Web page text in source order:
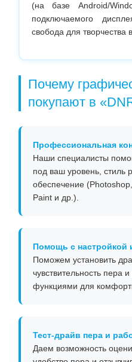
(на базе Android/
подключаемого
свобода для творчества
Почему
покупают в
Профессиональная
Наши специалисты
под ваш уровень, стиль
обеспечение
Paint и др.).
Помощь с настройкой
Поможем установить
чувствительность пера
функциями для
Тест-драйв пера и
Даем возможность